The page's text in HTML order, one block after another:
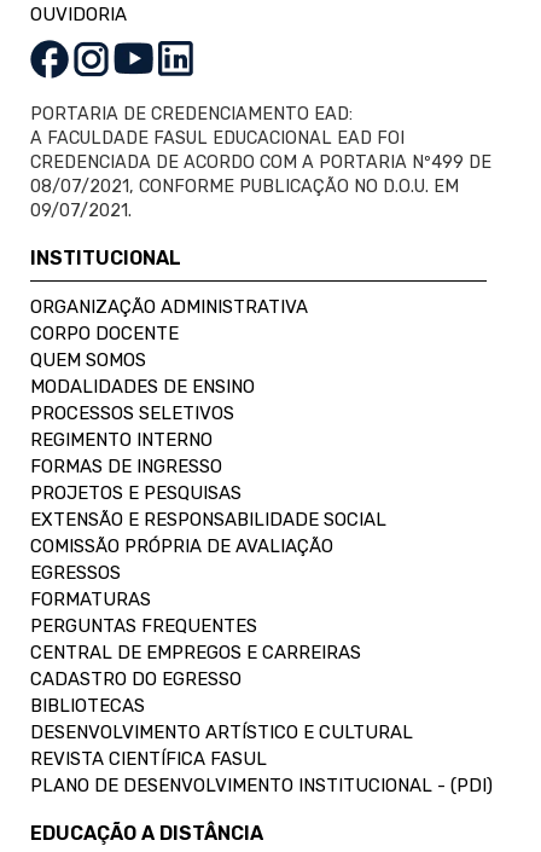
OUVIDORIA
PORTARIA DE CREDENCIAMENTO EAD:
A FACULDADE FASUL EDUCACIONAL EAD FOI
CREDENCIADA DE ACORDO COM A PORTARIA Nº499 DE
08/07/2021, CONFORME PUBLICAÇÃO NO D.O.U. EM
09/07/2021.
INSTITUCIONAL
ORGANIZAÇÃO ADMINISTRATIVA
CORPO DOCENTE
QUEM SOMOS
MODALIDADES DE ENSINO
PROCESSOS SELETIVOS
REGIMENTO INTERNO
FORMAS DE INGRESSO
PROJETOS E PESQUISAS
EXTENSÃO E RESPONSABILIDADE SOCIAL
COMISSÃO PRÓPRIA DE AVALIAÇÃO
EGRESSOS
FORMATURAS
PERGUNTAS FREQUENTES
CENTRAL DE EMPREGOS E CARREIRAS
CADASTRO DO EGRESSO
BIBLIOTECAS
DESENVOLVIMENTO ARTÍSTICO E CULTURAL
REVISTA CIENTÍFICA FASUL
PLANO DE DESENVOLVIMENTO INSTITUCIONAL - (PDI)
EDUCAÇÃO A DISTÂNCIA